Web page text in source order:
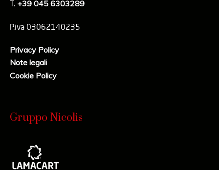
T. +39 045 6303289
P.iva 03062140235
Privacy Policy
Note legali
Cookie Policy
Gruppo Nicolis